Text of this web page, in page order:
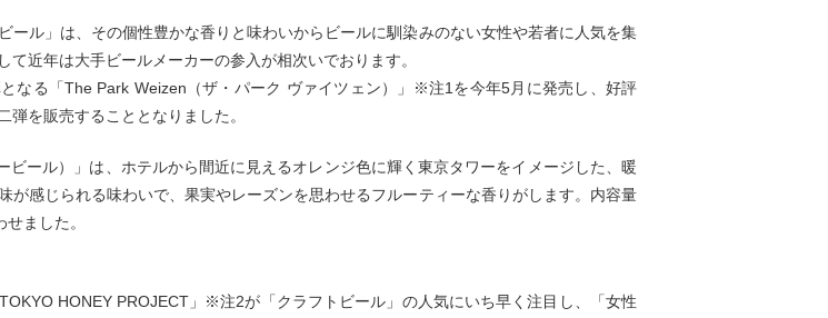
ール」は、その個性豊かな香りと味わいからビールに馴染みのない女性や若者に人気を集
近年は大手ビールメーカーの参入が相次いでおります。
なる「The Park Weizen（ザ・パーク ヴァイツェン）」※注1を今年5月に発売し、好評
を販売することとなりました。
ール）」は、ホテルから間近に見えるオレンジ色に輝く東京タワーをイメージした、暖
が感じられる味わいで、果実やレーズンを思わせるフルーティーな香りがします。内容量
ました。
HONEY PROJECT」※注2が「クラフトビール」の人気にいち早く注目し、「女性